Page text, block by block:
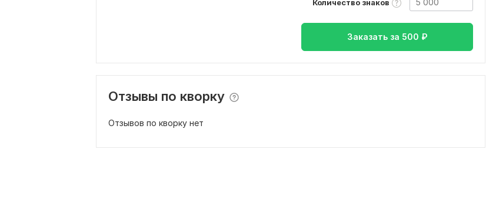
Количество знаков
Заказать за 500 ₽
Отзывы по кворку
Отзывов по кворку нет